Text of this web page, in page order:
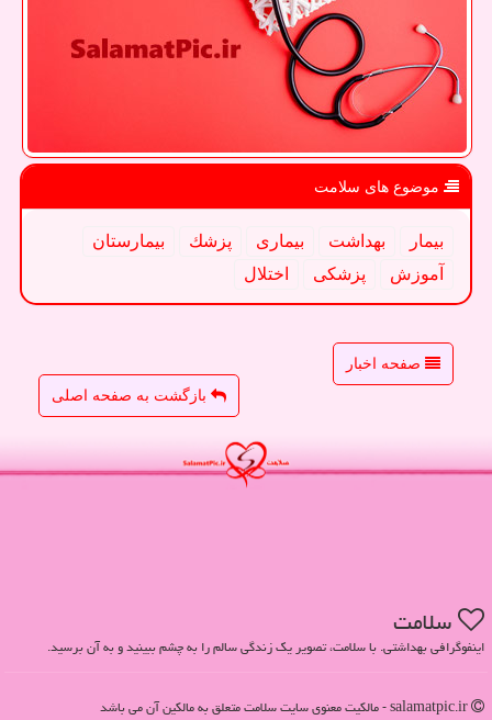
موضوع های سلامت
بیمار بهداشت بیماری پزشك
بیمارستان
آموزش
پزشكی اختلال
صفحه اخبار
بازگشت به صفحه اصلی
سلامت
اینفوگرافی بهداشتی. با سلامت، تصویر یک زندگی سالم را به چشم ببینید و به آن برسید.